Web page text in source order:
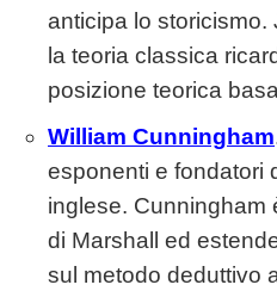
anticipa lo storicismo.
la teoria classica
posizione teorica
William Cunningham
esponenti e fondatori
inglese. Cunningham
di Marshall ed
sul metodo deduttivo